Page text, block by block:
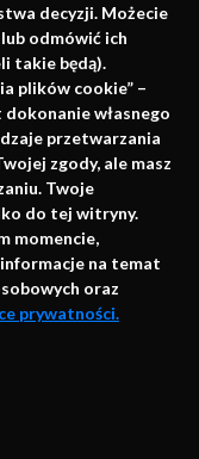
decyzji. Możecie
odmówić ich
takie będą).
plików cookie” –
własnego
przetwarzania
zgody, ale masz
Twoje
do tej witryny.
momencie,
na temat
oraz
prywatności.